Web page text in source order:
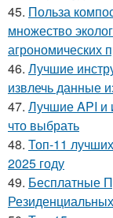
45. Польза
множество
агрономических
46. Лучшие
извлечь данные
47. Лучшие API и
что выбрать
48. Топ-11
2025 году
49. Бесплатные